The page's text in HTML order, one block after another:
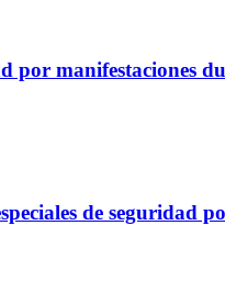
por manifestaciones
de seguridad